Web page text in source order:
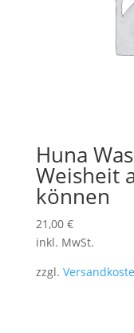
Huna
Weisheit
können
21,00 €
inkl. MwSt.
zzgl.